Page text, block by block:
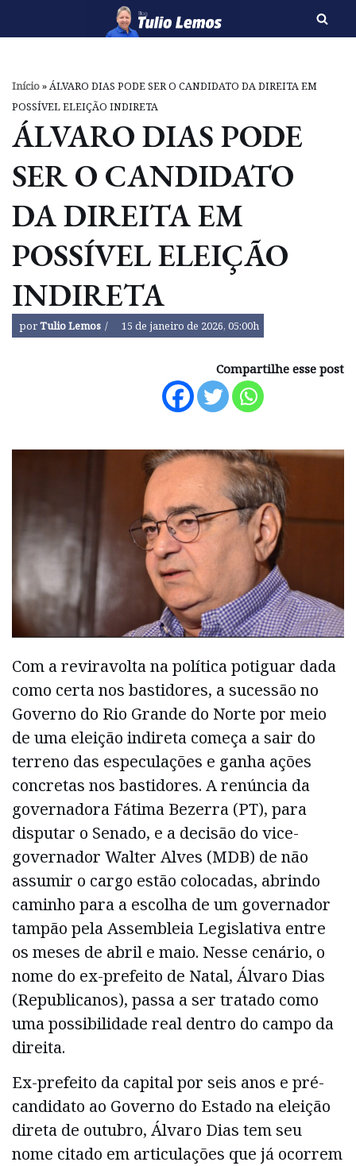
o
conteúdo
Início»ÁLVARO DIAS PODE SER O CANDIDATO DA DIREITA EM
POSSÍVEL ELEIÇÃO INDIRETA
ÁLVARO DIAS PODE
SER O CANDIDATO
DA DIREITA EM
POSSÍVEL ELEIÇÃO
INDIRETA
porTulio Lemos 15 de janeiro de 2026, 05:00h
Compartilhe esse post
Com a reviravolta na política potiguar dada
como certa nos bastidores, a sucessão no
Governo do Rio Grande do Norte por meio
de uma eleição indireta começa a sair do
terreno das especulações e ganha ações
concretas nos bastidores. A renúncia da
governadora Fátima Bezerra (PT), para
disputar o Senado, e a decisão do vice-
governador Walter Alves (MDB) de não
assumir o cargo estão colocadas, abrindo
caminho para a escolha de um governador
tampão pela Assembleia Legislativa entre
os meses de abril e maio. Nesse cenário, o
nome do ex-prefeito de Natal, Álvaro Dias
(Republicanos), passa a ser tratado como
uma possibilidade real dentro do campo da
direita.
Ex-prefeito da capital por seis anos e pré-
candidato ao Governo do Estado na eleição
direta de outubro, Álvaro Dias tem seu
nome citado em articulações que já ocorrem